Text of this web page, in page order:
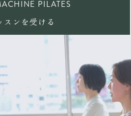
PILATES
スンを受ける